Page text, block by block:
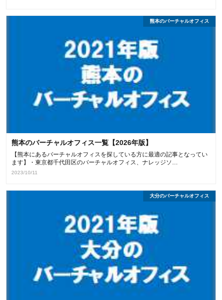
熊本のバーチャルオフィス一覧【2026年版】
【熊本にあるバーチャルオフィスを探している方に最適の記事となってい
ます】・東京都千代田区のバーチャルオフィス、ナレッジソ…
2023/10/11
熊本のバーチャルオフィス
大分のバーチャルオフィス